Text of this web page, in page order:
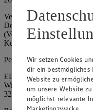
Vertretungsberechtigte:
Dominique Klingsiek
(Vorstandsmitglied),
Kuhlmann
Persönlich haftende
EDEKA Minden-Hannover
Wittelsbacherallee 61
32427 Minden
Wir setzen Cookies
dir ein bestmögliches
Website zu
um unsere Website
möglichst relevante